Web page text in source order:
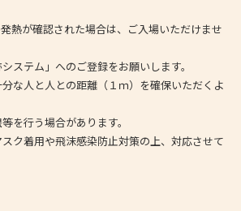
熱が確認された場合は、ご入場いただけませ
ステム」へのご登録をお願いします。
な人と人との距離（１ｍ）を確保いただくよ
を行う場合があります。
ク着用や飛沫感染防止対策の上、対応させて